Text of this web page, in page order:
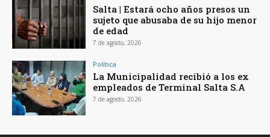
Salta | Estará ocho años presos un
sujeto que abusaba de su hijo menor
de edad
7 de agosto, 2026
Política
La Municipalidad recibió a los ex
empleados de Terminal Salta S.A
7 de agosto, 2026